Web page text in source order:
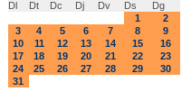
Dl
Dt Dc Dj Dv Ds
Dg
1
2
3
4 5 6 7 8
9
10
11 12 13 14 15
16
17
18 19 20 21 22
23
24
25 26 27 28 29
30
31